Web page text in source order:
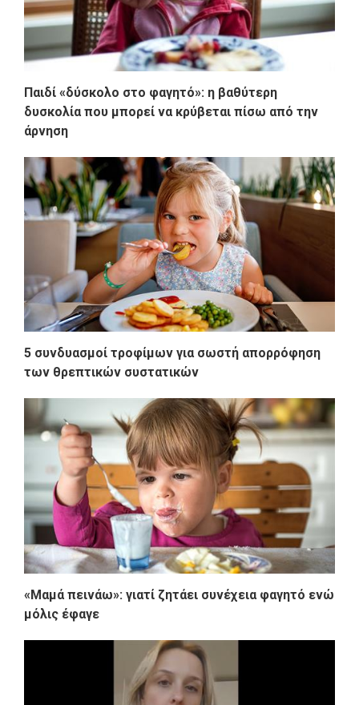
Παιδί «δύσκολο στο φαγητό»: η βαθύτερη
δυσκολία που μπορεί να κρύβεται πίσω από την
άρνηση
5 συνδυασμοί τροφίμων για σωστή απορρόφηση
των θρεπτικών συστατικών
«Μαμά πεινάω»: γιατί ζητάει συνέχεια φαγητό ενώ
μόλις έφαγε